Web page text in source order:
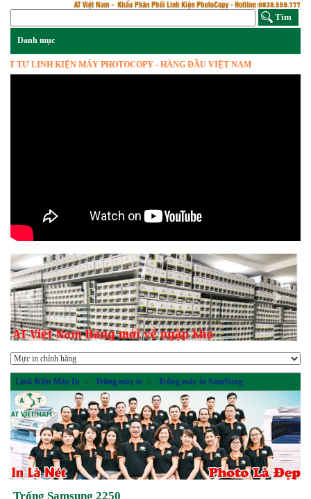
LINH KIỆN MÁY PHOTOCOPY - HÀNG ĐẦU VIỆT NAM
Previous Next
Link Kiện Máy In » Trống máy in » Trống máy in SamSung
Trống Samsung 2250